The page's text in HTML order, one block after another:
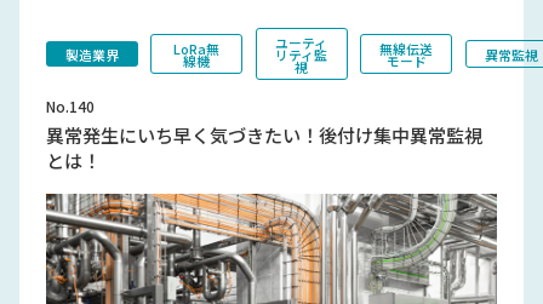
製造業界 LoRa無
線機
ユーティ
リティ監
視
無線伝送
モード 異常監視
No.140
異常発生にいち早く気づきたい！後付け集中異常監視
とは！